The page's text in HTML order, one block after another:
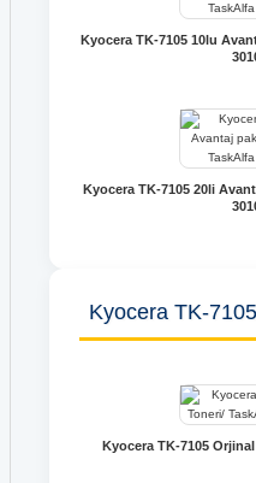
Kyocera TK-7105 10lu
Kyocera TK-7105 20li
Kyocera TK-
Kyocera TK-7105